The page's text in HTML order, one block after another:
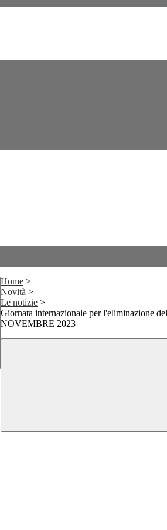
Home >
Novità >
Le notizie >
Giornata internazionale per l'eliminazione
NOVEMBRE 2023